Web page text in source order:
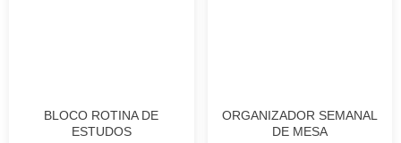
BLOCO ROTINA DE
ESTUDOS
ORGANIZADOR SEMANAL
DE MESA